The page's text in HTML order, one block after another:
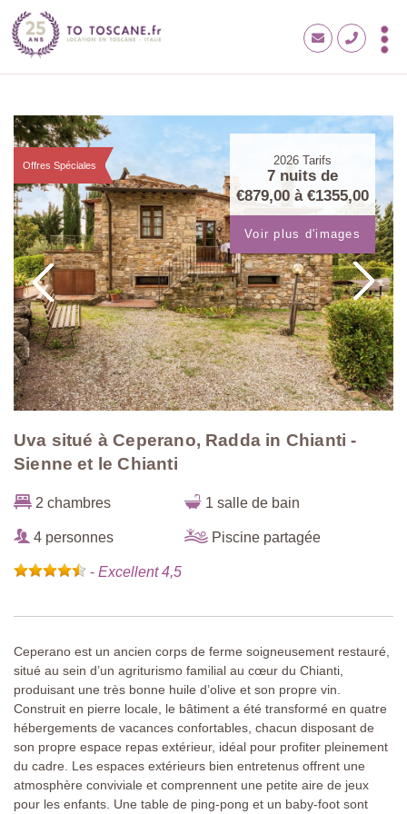
Offres Spéciales 2026 Tarifs
7 nuits de
€879,00 à €1355,00
Voir plus d'images
Uva situé à Ceperano, Radda in Chianti -
Sienne et le Chianti
2 chambres 1 salle de bain
4 personnes Piscine partagée
- Excellent 4,5
Ceperano est un ancien corps de ferme soigneusement restauré,
situé au sein d’un agriturismo familial au cœur du Chianti,
produisant une très bonne huile d’olive et son propre vin.
Construit en pierre locale, le bâtiment a été transformé en quatre
hébergements de vacances confortables, chacun disposant de
son propre espace repas extérieur, idéal pour profiter pleinement
du cadre. Les espaces extérieurs bien entretenus offrent une
atmosphère conviviale et comprennent une petite aire de jeux
pour les enfants. Une table de ping-pong et un baby-foot sont